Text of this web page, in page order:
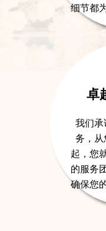
细节都
卓
我们
务，
起，您
的服务
确保您